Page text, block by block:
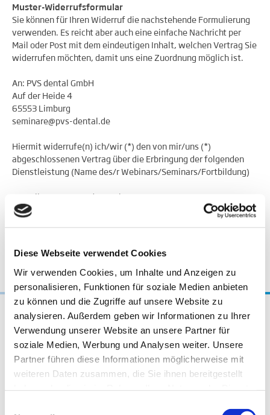
Diese Webseite verwendet Cookies
Wir verwenden Cookies, um Inhalte und Anzeigen zu
personalisieren, Funktionen für soziale Medien anbieten
zu können und die Zugriffe auf unsere Website zu
analysieren. Außerdem geben wir Informationen zu Ihrer
Verwendung unserer Website an unsere Partner für
soziale Medien, Werbung und Analysen weiter. Unsere
Partner führen diese Informationen möglicherweise mit
weiteren Daten zusammen, die Sie ihnen bereitgestellt
Muster-Widerrufsformular
Sie können für Ihren Widerruf die nachstehende Formulierung
verwenden. Es reicht aber auch eine einfache Nachricht per
Mail oder Post mit dem eindeutigen Inhalt, welchen Vertrag Sie
widerrufen möchten, damit uns eine Zuordnung möglich ist.
An: PVS dental GmbH
Auf der Heide 4
65553 Limburg
seminare@pvs-dental.de
Hiermit widerrufe(n) ich/wir (*) den von mir/uns (*)
abgeschlossenen Vertrag über die Erbringung der folgenden
Dienstleistung (Name des/r Webinars/Seminars/Fortbildung)
Bestellt am (Datum der Buchung)
Anschrift des/der Verbraucher(s)
Unterschrift des/der Verbraucher(s)
Datum